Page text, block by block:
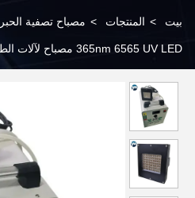
بيت > المنتجات > مصباح تصفية